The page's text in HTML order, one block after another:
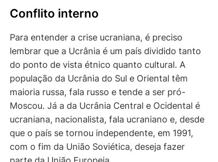
Conflito interno
Para entender a crise ucraniana, é preciso
lembrar que a Ucrânia é um país dividido tanto
do ponto de vista étnico quanto cultural. A
população da Ucrânia do Sul e Oriental têm
maioria russa, fala russo e tende a ser pró-
Moscou. Já a da Ucrânia Central e Ocidental é
ucraniana, nacionalista, fala ucraniano e, desde
que o país se tornou independente, em 1991,
com o fim da União Soviética, deseja fazer